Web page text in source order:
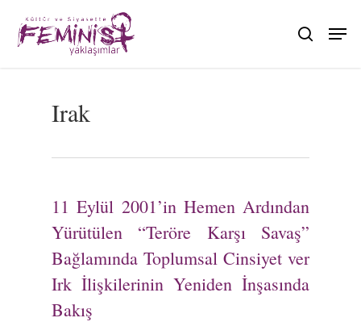
main
search
Irak
11 Eylül 2001’in Hemen Ardından
Yürütülen “Teröre Karşı Savaş”
Bağlamında Toplumsal Cinsiyet ver
Irk İlişkilerinin Yeniden İnşasında
Bakış